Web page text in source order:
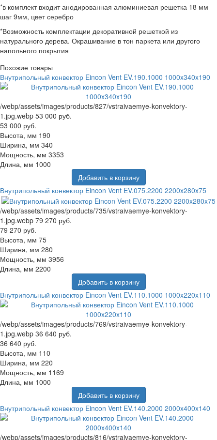
*в комплект входит анодированная алюминиевая решетка 18 мм
шаг 9мм, цвет серебро
*Возможность комплектации декоративной решеткой из
натурального дерева. Окрашивание в тон паркета или другого
напольного покрытия
Похожие товары
Внутрипольный конвектор Eincon Vent EV.190.1000 1000x340x190
/webp/assets/images/products/827/vstraivaemye-konvektory-
1.jpg.webp 53 000 руб.
53 000 руб.
Высота, мм 190
Ширина, мм 340
Мощность, мм 3353
Длина, мм 1000
Добавить в корзину
Внутрипольный конвектор Eincon Vent EV.075.2200 2200x280x75
/webp/assets/images/products/735/vstraivaemye-konvektory-
1.jpg.webp 79 270 руб.
79 270 руб.
Высота, мм 75
Ширина, мм 280
Мощность, мм 3956
Длина, мм 2200
Добавить в корзину
Внутрипольный конвектор Eincon Vent EV.110.1000 1000x220x110
/webp/assets/images/products/769/vstraivaemye-konvektory-
1.jpg.webp 36 640 руб.
36 640 руб.
Высота, мм 110
Ширина, мм 220
Мощность, мм 1169
Длина, мм 1000
Добавить в корзину
Внутрипольный конвектор Eincon Vent EV.140.2000 2000x400x140
/webp/assets/images/products/816/vstraivaemye-konvektory-